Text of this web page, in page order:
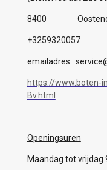
8400
+3259320057
emailadres :
https://www.boten-
Bv.html
Openingsuren
Maandag tot vrijdag